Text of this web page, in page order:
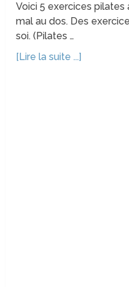
Voici 5 exercices pilates
mal au dos. Des
soi. (Pilates …
[Lire la suite ...]